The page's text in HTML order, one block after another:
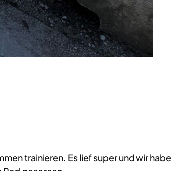
trainieren. Es lief super und wir habe